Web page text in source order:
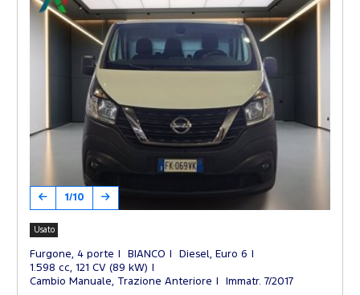
1/10
Usato
Furgone, 4 porte BIANCO
Diesel, Euro 6
1.598 cc, 121 CV (89 kW)
Cambio Manuale, Trazione Anteriore
Immatr. 7/2017